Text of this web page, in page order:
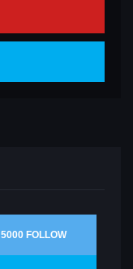
5000 FOLLOW